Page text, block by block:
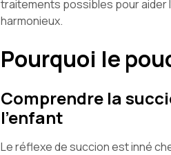
traitements possibles pour
harmonieux.
Pourquoi le
Comprendre la
l’enfant
Le réflexe de succion est inné